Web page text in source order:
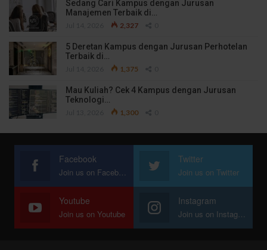
Sedang Cari Kampus dengan Jurusan
Manajemen Terbaik di…
2,327
5 Deretan Kampus dengan Jurusan Perhotelan
Terbaik di…
1,375
Mau Kuliah? Cek 4 Kampus dengan Jurusan
Teknologi…
1,300
Facebook
Join us on Facebook
Twitter
Join us on Twitter
Youtube
Join us on Youtube
Instagram
Join us on Instagram